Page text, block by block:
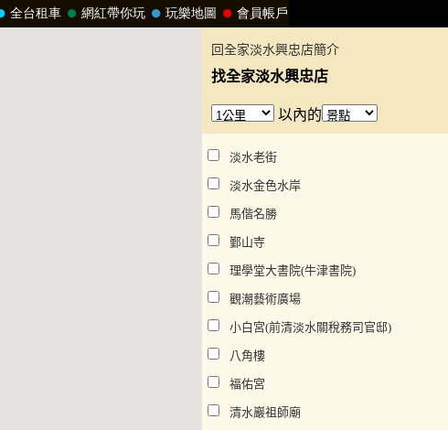
回全家淡水興忠店簡介
找全家淡水興忠店
以內的
淡水老街
淡水金色水岸
馬偕名勝
鄞山寺
理學堂大書院(牛津書院)
觀潮藝術廣場
小白宮(前清淡水關稅務司官邸)
八角樓
福佑宮
清水巖祖師廟